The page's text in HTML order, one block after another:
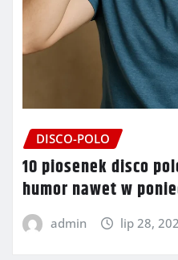
DISCO-POLO
10 piosenek disco
humor nawet w
admin lip 28,